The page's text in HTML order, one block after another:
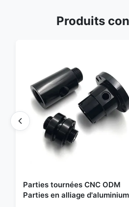
Produits
Parties tournées CNC ODM
Parties en alliage d'aluminium